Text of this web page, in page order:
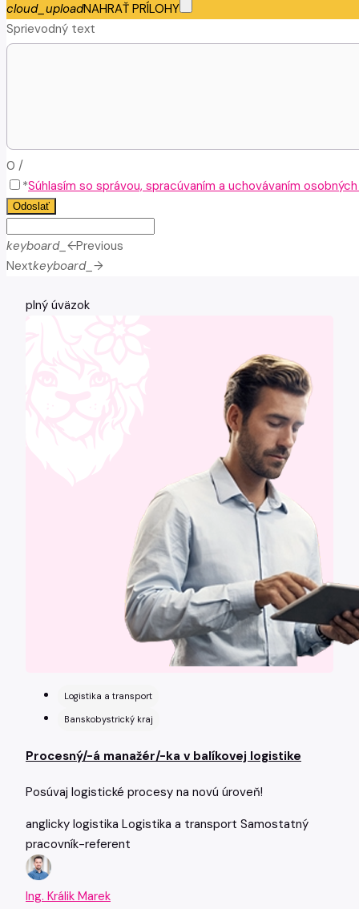
cloud_uploadNAHRAŤ PRÍLOHY
Sprievodný text
0 /
*Súhlasím so správou, spracúvaním a uchovávaním
Odoslať
keyboard_arrow_leftPrevious
Nextkeyboard_arrow_right
plný úväzok
Logistika a transport
Banskobystrický kraj
Procesný/-á manažér/-ka v balíkovej logistike
Posúvaj logistické procesy na novú úroveň!
anglicky logistika Logistika a transport Samostatný
pracovník-referent
Ing. Králik Marek